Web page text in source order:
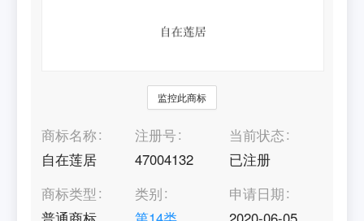
监控此商标
商标名称
自在莲居
注册号
47004132
当前状态
已注册
商标类型
类别
申请日期